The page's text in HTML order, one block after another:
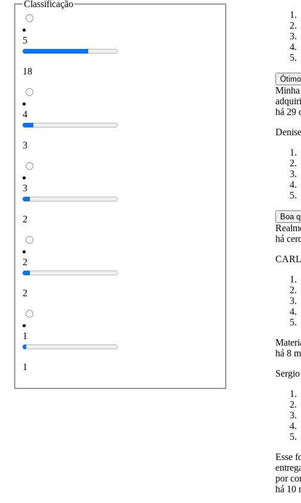
Classificação
5
18
4
3
3
2
2
2
1
1
Minha
há 29
Denise
Boa
há
há 8
Sergio
Esse
por
há 10